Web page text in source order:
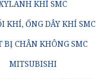
KHÍ SMC
KHÍ, ỐNG DÂY KHÍ SMC
BỊ CHÂN KHÔNG SMC
MITSUBISHI